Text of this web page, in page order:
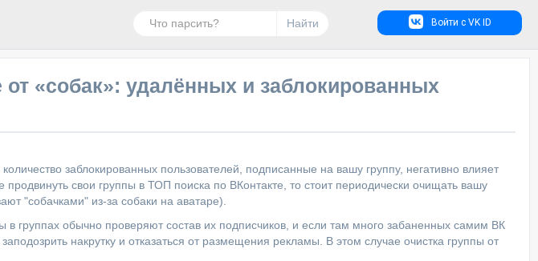
Войти с VK ID
Найти
«собак»: удалённых и заблокированных
заблокированных пользователей, подписанные на вашу группу, негативно влияет
свои группы в ТОП поиска по ВКонтакте, то стоит периодически очищать вашу
"собачками" из-за собаки на аватаре).
группах обычно проверяют состав их подписчиков, и если там много забаненных самим ВК
накрутку и отказаться от размещения рекламы. В этом случае очистка группы от